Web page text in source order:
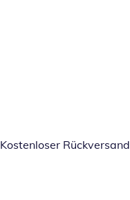
Kostenloser Rückversand